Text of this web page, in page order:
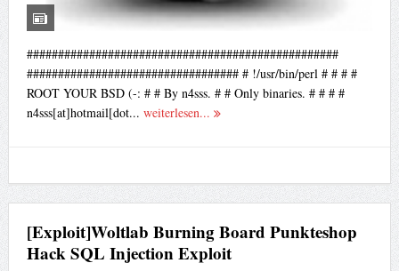
##################################################
################################## # !/usr/bin/perl # # # #
ROOT YOUR BSD (-: # # By n4sss. # # Only binaries. # # # #
n4sss[at]hotmail[dot... weiterlesen...
[Exploit]Woltlab Burning Board Punkteshop
Hack SQL Injection Exploit